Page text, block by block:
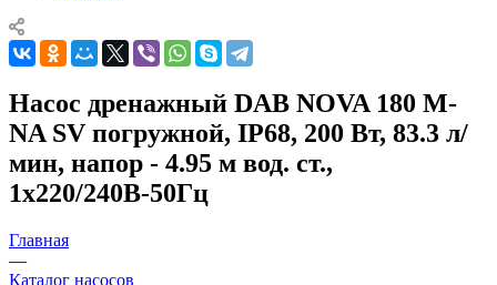
Насос дренажный DAB NOVA 180 M-
NA SV погружной, IP68, 200 Вт, 83.3 л/
мин, напор - 4.95 м вод. ст.,
1x220/240В-50Гц
Главная
—
Каталог насосов